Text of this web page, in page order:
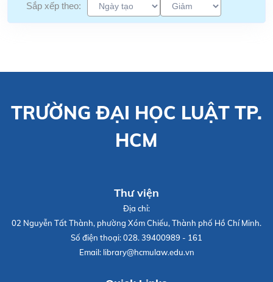
Sắp xếp theo:
TRƯỜNG ĐẠI HỌC LUẬT TP.
HCM
Thư viện
Địa chỉ:
02 Nguyễn Tất Thành, phường Xóm Chiếu, Thành phố Hồ Chí Minh.
Số điện thoại:028. 39400989 - 161
Email: library@hcmulaw.edu.vn